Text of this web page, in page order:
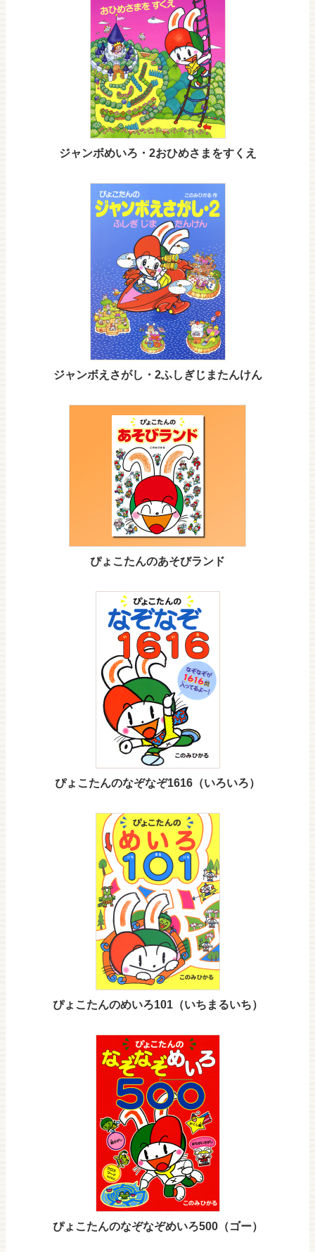
ジャンボめいろ・2おひめさまをすくえ
ジャンボえさがし・2ふしぎじまたんけん
ぴょこたんのあそびランド
ぴょこたんのなぞなぞ1616（いろいろ）
ぴょこたんのめいろ101（いちまるいち）
ぴょこたんのなぞなぞめいろ500（ゴー）